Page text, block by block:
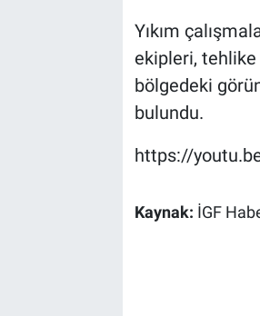
Yıkım
ekipleri, tehlike
bölgedeki
bulundu.
https://
Kaynak: İGF